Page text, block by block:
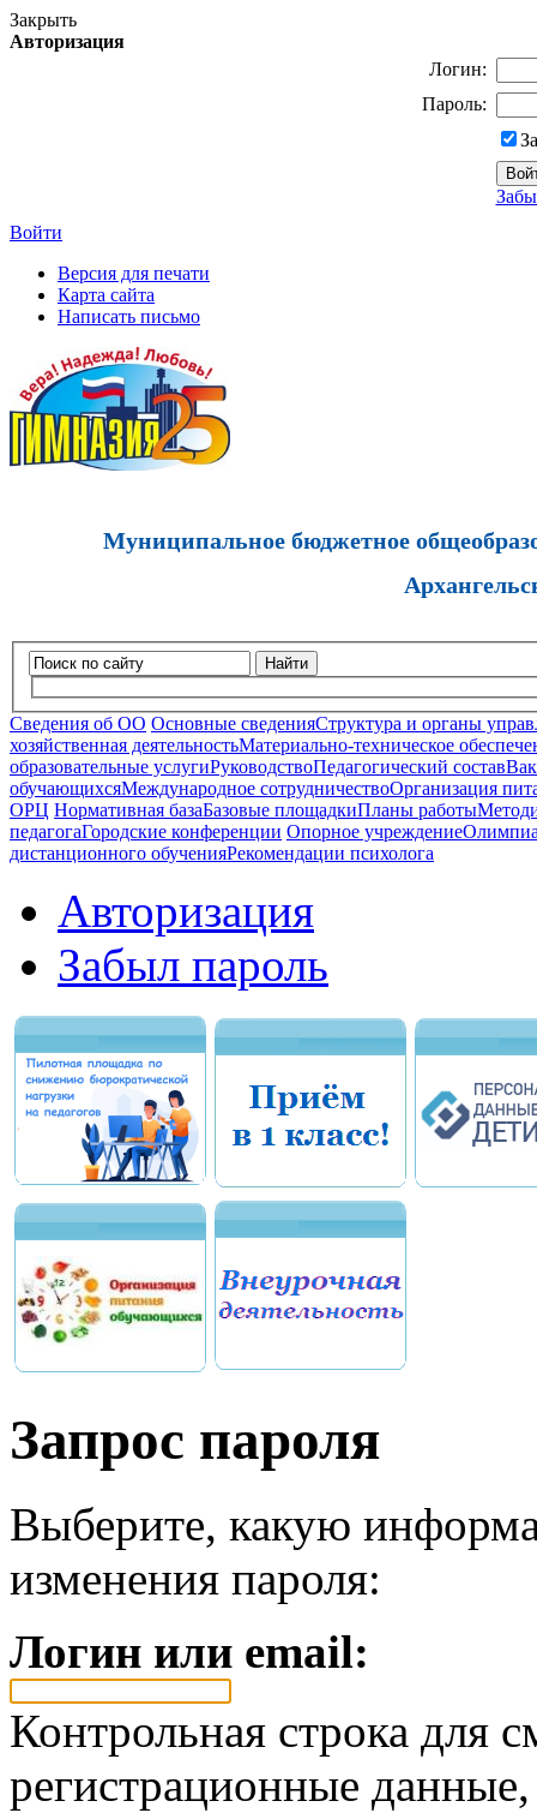
Закрыть
Авторизация
Логин:
Пароль:
Войти
Версия для печати
Карта сайта
Написать письмо
Муниципальное бюджетное
Найти
Сведения об ОО Основные сведенияСтруктура и органы
хозяйственная деятельностьМатериально-техническое
образовательные услугиРуководствоПедагогический состав
обучающихсяМеждународное сотрудничествоОрганизация
ОРЦ Нормативная базаБазовые площадкиПланы работы
педагогаГородские конференции Опорное учреждение
дистанционного обученияРекомендации психолога
Авторизация
Забыл пароль
Запрос пароля
Выберите, какую
изменения пароля:
Логин или email:
Контрольная строка для
регистрационные